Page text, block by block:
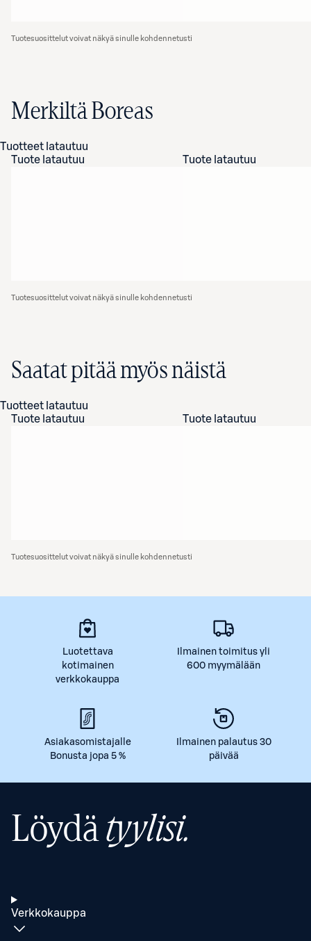
Tuotesuosittelut voivat näkyä sinulle kohdennetusti
Merkiltä Boreas
Tuotteet latautuu
Tuote latautuu
Tuote latautuu
Tuotesuosittelut voivat näkyä sinulle kohdennetusti
Saatat pitää myös näistä
Tuotteet latautuu
Tuote latautuu
Tuote latautuu
Tuotesuosittelut voivat näkyä sinulle kohdennetusti
Luotettava
kotimainen
verkkokauppa
Ilmainen toimitus yli
600 myymälään
Asiakasomistajalle
Bonusta jopa 5 %
Ilmainen palautus 30
päivää
Löydätyylisi.
Verkkokauppa